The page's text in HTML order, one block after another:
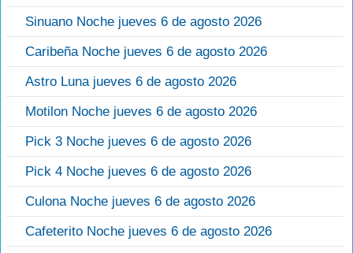
Sinuano Noche jueves 6 de agosto 2026
Caribeña Noche jueves 6 de agosto 2026
Astro Luna jueves 6 de agosto 2026
Motilon Noche jueves 6 de agosto 2026
Pick 3 Noche jueves 6 de agosto 2026
Pick 4 Noche jueves 6 de agosto 2026
Culona Noche jueves 6 de agosto 2026
Cafeterito Noche jueves 6 de agosto 2026